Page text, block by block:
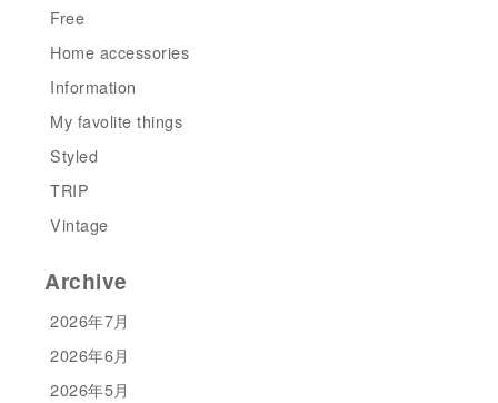
Free
Home accessories
Information
My favolite things
Styled
TRIP
Vintage
Archive
2026年7月
2026年6月
2026年5月